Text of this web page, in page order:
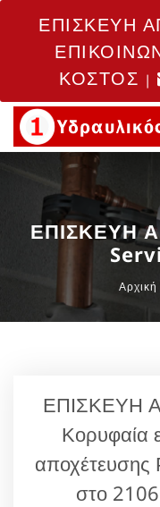
ΕΠΙΣΚΕΥΗ
ΚΟΣΤΟΣ |
ΕΠΙΣΚΕΥΗ
Αρχική
ΕΠΙΣΚΕΥΗ
Κορυφαία
στο